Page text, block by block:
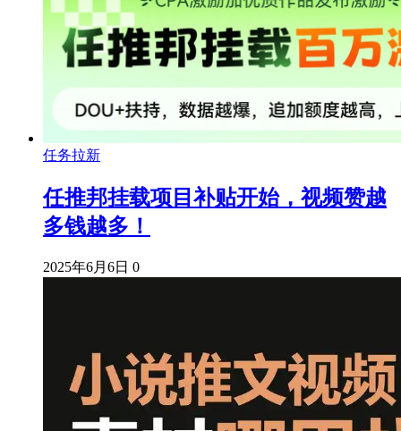
任务拉新
任推邦挂载项目补贴开始，视频赞越
多钱越多！
2025年6月6日 0